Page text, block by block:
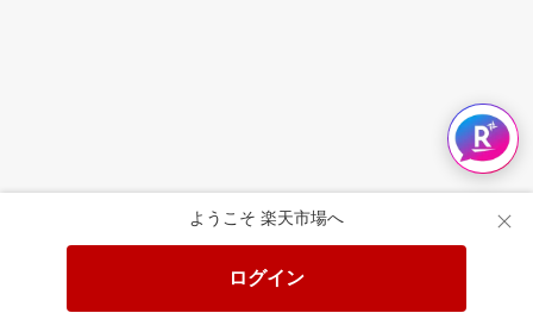
ようこそ 楽天市場へ
ログイン